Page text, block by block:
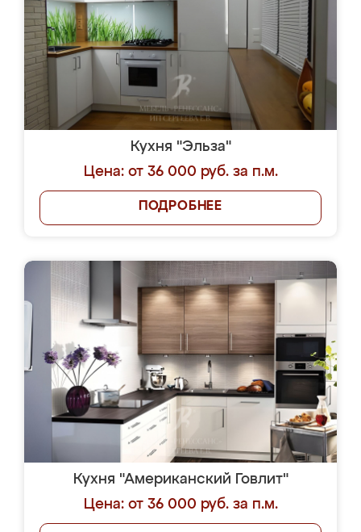
Кухня "Эльза"
Цена: от 36 000 руб. за п.м.
ПОДРОБНЕЕ
Кухня "Американский Говлит"
Цена: от 36 000 руб. за п.м.